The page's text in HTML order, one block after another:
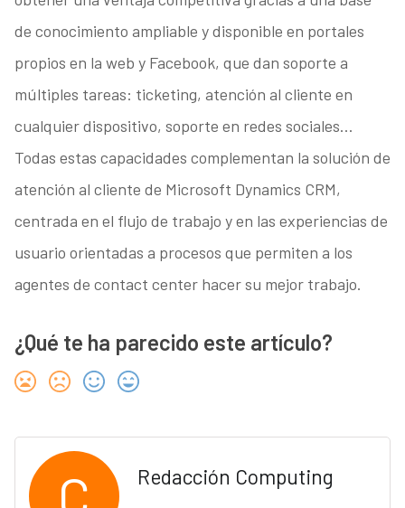
de conocimiento ampliable y disponible en portales
propios en la web y Facebook, que dan soporte a
múltiples tareas: ticketing, atención al cliente en
cualquier dispositivo, soporte en redes sociales…
Todas estas capacidades complementan la solución de
atención al cliente de Microsoft Dynamics CRM,
centrada en el flujo de trabajo y en las experiencias de
usuario orientadas a procesos que permiten a los
agentes de contact center hacer su mejor trabajo.
¿Qué te ha parecido este artículo?
Redacción Computing